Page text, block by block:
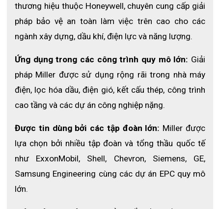
thương hiệu thuộc Honeywell, chuyên cung cấp giải
pháp bảo vệ an toàn làm việc trên cao cho các
ngành xây dựng, dầu khí, điện lực và năng lượng.
Ứng dụng trong các công trình quy mô lớn: Giải
pháp Miller được sử dụng rộng rãi trong nhà máy
điện, lọc hóa dầu, điện gió, kết cấu thép, công trình
cao tầng và các dự án công nghiệp nặng.
Được tin dùng bởi các tập đoàn lớn: Miller được
lựa chọn bởi nhiều tập đoàn và tổng thầu quốc tế
như ExxonMobil, Shell, Chevron, Siemens, GE,
Samsung Engineering cùng các dự án EPC quy mô
lớn.